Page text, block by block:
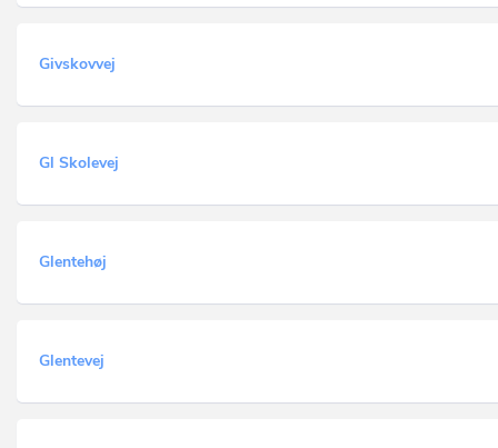
Givskovvej
Gl Skolevej
Glentehøj
Glentevej